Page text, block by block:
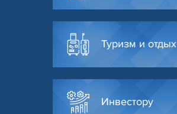
Туризм и отдых
Инвестору